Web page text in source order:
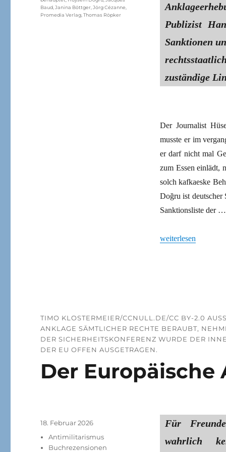
Publizist
Sanktionen
zuständige
Der Journalist
musste er im
er darf nicht mal
zum Essen einlädt,
solch kafkaeske
Doğru ist deutscher
Sanktionsliste der …
„EU-Sanktionen
weiterlesen
Baud ,Janina Böttger ,Jörg Cézanne
Promedia Verlag ,Thomas Röpker
TIMO KLOSTERMEIER/CCNULL.DE/CC BY-2.0
NKLAGE SÄMTLICHER RECHTE BERAUBT,
ER SICHERHEITSKONFERENZ WURDE DER
ER EU OFFEN AUSGETRAGEN.
Der Europäische
Für
wahrlich
Veröffentlicht
18. Februar 2026
Kategorien
Antimilitarismus
Buchrezensionen